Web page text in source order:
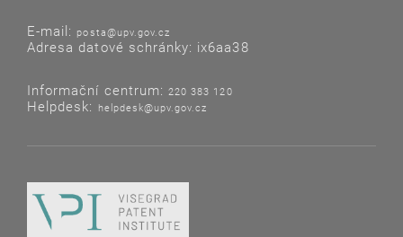
E-mail: posta@upv.gov.cz
Adresa datové schránky: ix6aa38
Informační centrum: 220 383 120
Helpdesk: helpdesk@upv.gov.cz